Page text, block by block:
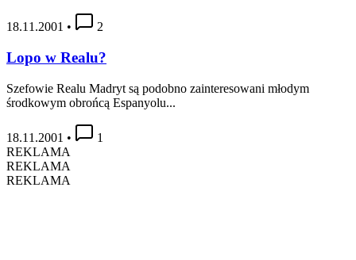
18.11.2001 • 2
Lopo w Realu?
Szefowie Realu Madryt są podobno zainteresowani młodym
środkowym obrońcą Espanyolu...
18.11.2001 •
1
REKLAMA
REKLAMA
REKLAMA